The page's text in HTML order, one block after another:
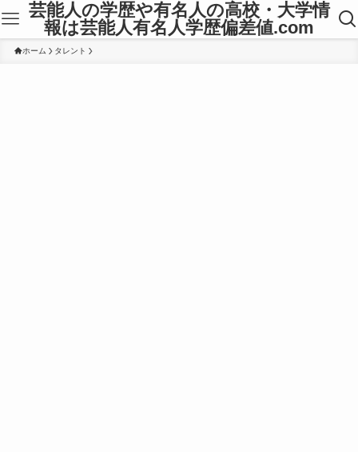
芸能人の学歴や有名人の高校・大学情
報は芸能人有名人学歴偏差値.com
ホーム タレント